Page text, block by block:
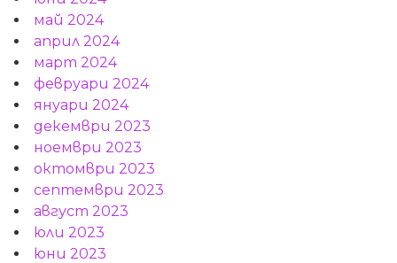
май 2024
април 2024
март 2024
февруари 2024
януари 2024
декември 2023
ноември 2023
октомври 2023
септември 2023
август 2023
юли 2023
юни 2023